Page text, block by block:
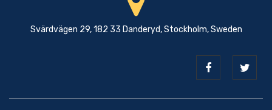
Svärdvägen 29, 182 33 Danderyd, Stockholm, Sweden